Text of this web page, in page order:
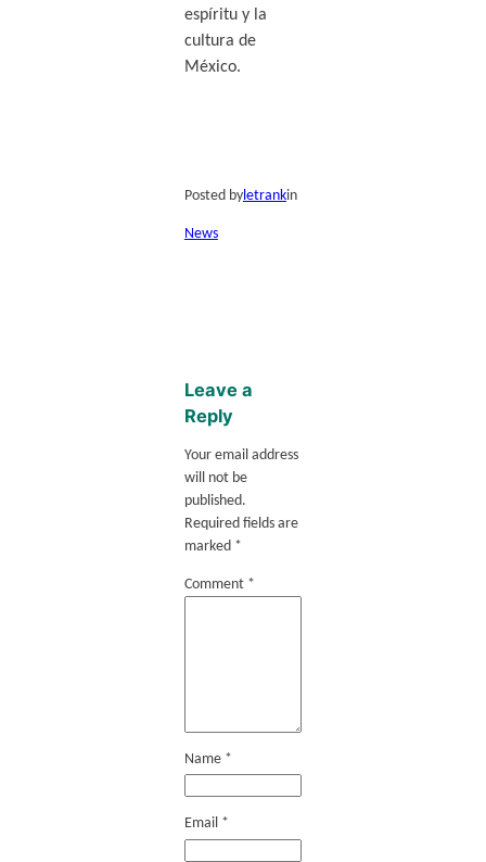
espíritu y la
cultura de
México.
Posted byletrankin
News
Leave a
Reply
Your email address
will not be
published.
Required fields are
marked *
Comment *
Name *
Email *